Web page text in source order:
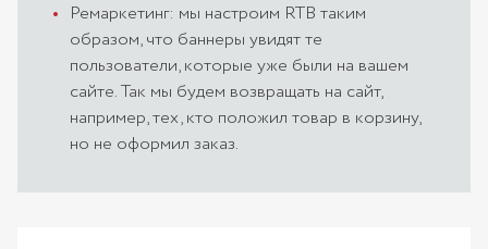
Ремаркетинг: мы настроим RTB таким
образом, что баннеры увидят те
пользователи, которые уже были на вашем
сайте. Так мы будем возвращать на сайт,
например, тех, кто положил товар в корзину,
но не оформил заказ.